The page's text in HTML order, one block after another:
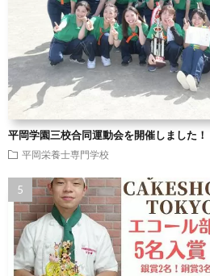
平岡学園三校合同運動会を開催しました！
平岡栄養士専門学校